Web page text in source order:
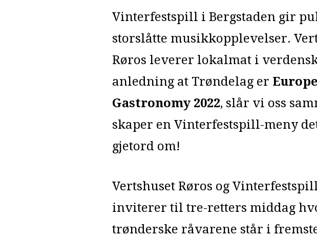
Vinterfestspill i Bergstaden gir
storslåtte musikkopplevelser.
Røros leverer lokalmat i
anledning at Trøndelag er
Gastronomy 2022, slår vi oss
skaper en Vinterfestspill-meny
gjetord om!
Vertshuset Røros og
inviterer til tre-retters middag
trønderske råvarene står i